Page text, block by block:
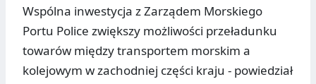
Wspólna inwestycja z Zarządem Morskiego
Portu Police zwiększy możliwości przeładunku
towarów między transportem morskim a
kolejowym w zachodniej części kraju - powiedział